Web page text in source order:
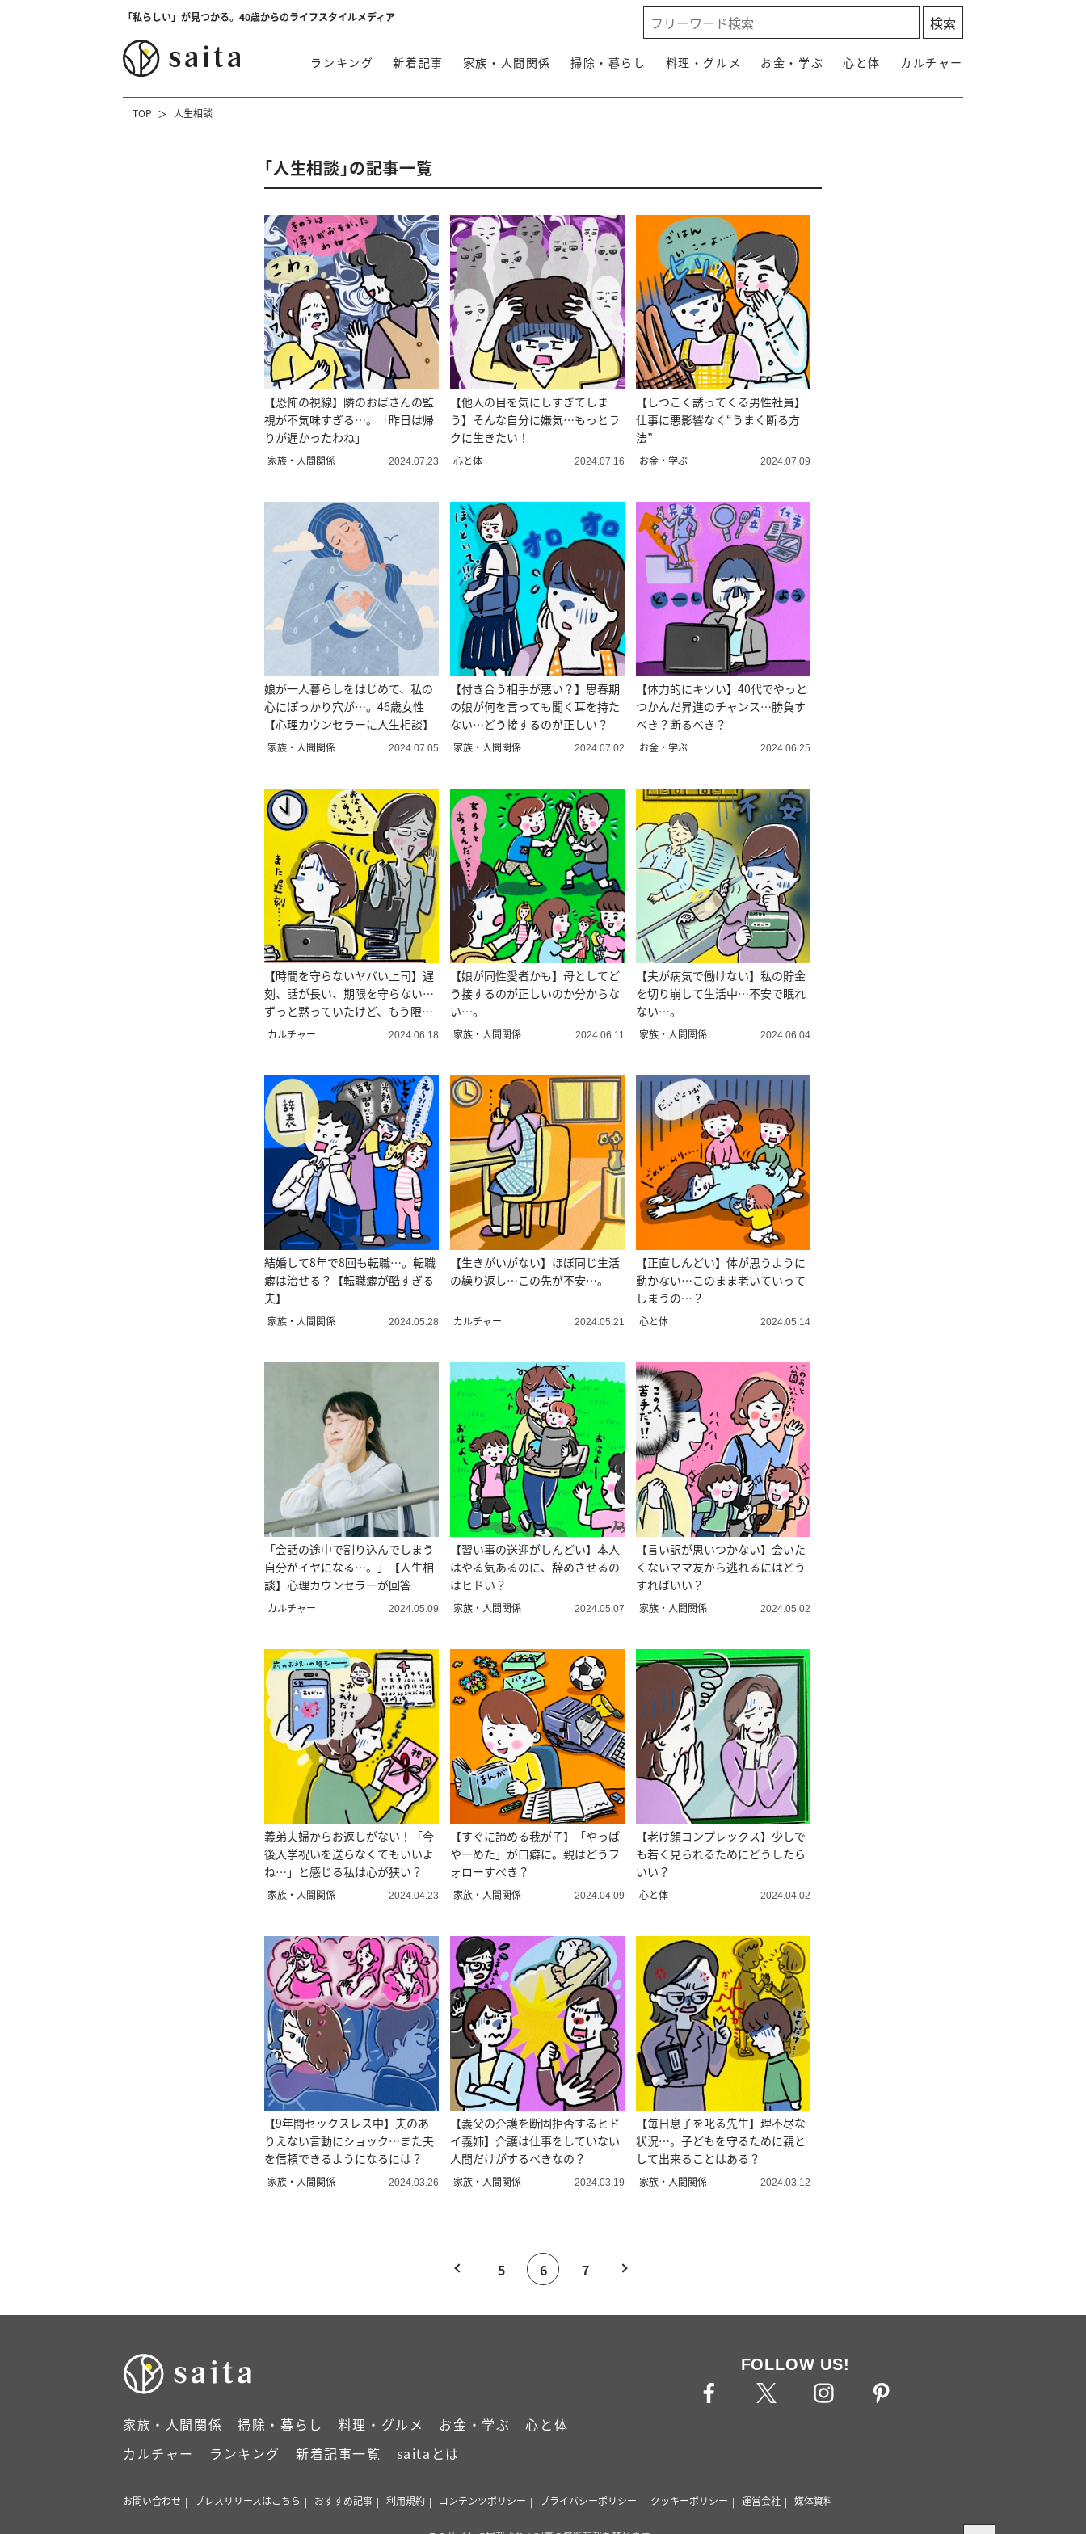
「私らしい」が見つかる。40歳からのライフスタイルメディア
ランキング 新着記事 家族・人間関係 掃除・暮らし 料理・グルメ お金・学ぶ 心と体 カルチャー
TOP 人生相談
「人生相談」の記事一覧
【恐怖の視線】隣のおばさんの監
視が不気味すぎる…。「昨日は帰
りが遅かったわね」
家族・人間関係 2024.07.23
【他人の目を気にしすぎてしま
う】そんな自分に嫌気…もっとラ
クに生きたい！
心と体 2024.07.16
【しつこく誘ってくる男性社員】
仕事に悪影響なく“うまく断る方
法”
お金・学ぶ 2024.07.09
娘が一人暮らしをはじめて、私の
心にぽっかり穴が…。46歳女性
【心理カウンセラーに人生相談】
家族・人間関係 2024.07.05
【付き合う相手が悪い？】思春期
の娘が何を言っても聞く耳を持た
ない…どう接するのが正しい？
家族・人間関係 2024.07.02
【体力的にキツい】40代でやっと
つかんだ昇進のチャンス…勝負す
べき？断るべき？
お金・学ぶ 2024.06.25
【時間を守らないヤバい上司】遅
刻、話が長い、期限を守らない…
ずっと黙っていたけど、もう限
界！
カルチャー 2024.06.18
【娘が同性愛者かも】母としてど
う接するのが正しいのか分からな
い…。
家族・人間関係 2024.06.11
【夫が病気で働けない】私の貯金
を切り崩して生活中…不安で眠れ
ない…。
家族・人間関係 2024.06.04
結婚して8年で8回も転職…。転職
癖は治せる？【転職癖が酷すぎる
夫】
家族・人間関係 2024.05.28
【生きがいがない】ほぼ同じ生活
の繰り返し…この先が不安…。
カルチャー 2024.05.21
【正直しんどい】体が思うように
動かない…このまま老いていって
しまうの…？
心と体 2024.05.14
「会話の途中で割り込んでしまう
自分がイヤになる…。」【人生相
談】心理カウンセラーが回答
カルチャー 2024.05.09
【習い事の送迎がしんどい】本人
はやる気あるのに、辞めさせるの
はヒドい？
家族・人間関係 2024.05.07
【言い訳が思いつかない】会いた
くないママ友から逃れるにはどう
すればいい？
家族・人間関係 2024.05.02
義弟夫婦からお返しがない！「今
後入学祝いを送らなくてもいいよ
ね…」と感じる私は心が狭い？
家族・人間関係 2024.04.23
【すぐに諦める我が子】「やっぱ
やーめた」が口癖に。親はどうフ
ォローすべき？
家族・人間関係 2024.04.09
【老け顔コンプレックス】少しで
も若く見られるためにどうしたら
いい？
心と体 2024.04.02
【9年間セックスレス中】夫のあ
りえない言動にショック…また夫
を信頼できるようになるには？
家族・人間関係 2024.03.26
【義父の介護を断固拒否するヒド
イ義姉】介護は仕事をしていない
人間だけがするべきなの？
家族・人間関係 2024.03.19
【毎日息子を叱る先生】理不尽な
状況…。子どもを守るために親と
して出来ることはある？
家族・人間関係 2024.03.12
5 6 7
家族・人間関係 掃除・暮らし 料理・グルメ お金・学ぶ
心と体
カルチャー
ランキング 新着記事一覧 saitaとは
FOLLOW US!
お問い合わせ プレスリリースはこちら おすすめ記事 利用規約 コンテンツポリシー プライバシーポリシー クッキーポリシー 運営会社 媒体資料